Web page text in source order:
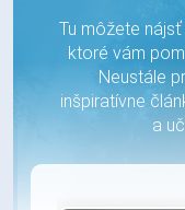
Tu môžete
ktoré vám
Neustále
inšpiratívne
a